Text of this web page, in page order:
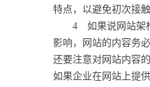
特点，以避免初次接
4 如果说网站架构
影响，网站的内容务
还要注意对网站内容
如果企业在网站上提